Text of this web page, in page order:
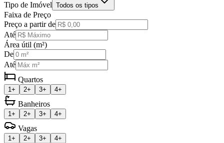
Tipo de Imóvel Todos os tipos
Faixa de Preço
Preço a partir de
Até
Área útil (m²)
De
Até
Quartos
1+ 2+ 3+ 4+
Banheiros
1+ 2+ 3+ 4+
Vagas
1+ 2+ 3+ 4+